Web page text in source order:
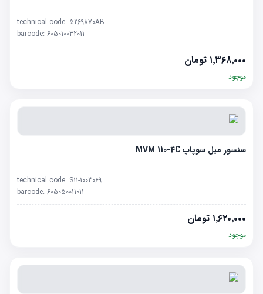
technical code: 5269870AB
barcode: 605010032011
۱٬۳۶۸٬۰۰۰ تومان
موجود
سنسور میل سوپاپ MVM 110-4C
technical code: S11-1003069
barcode: 605050011011
۱٬۶۲۰٬۰۰۰ تومان
موجود